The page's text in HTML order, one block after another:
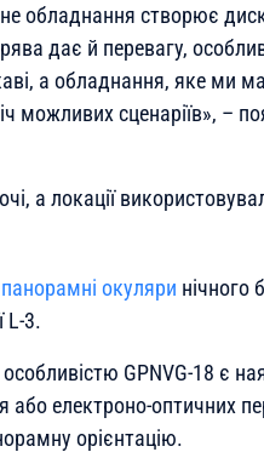
обладнання створює
дає й перевагу,
а обладнання, яке ми
можливих сценаріїв», –
а локації
панорамні окуляри нічного
L-3.
GPNVG-18 є
електроно-оптичних
орієнтацію.